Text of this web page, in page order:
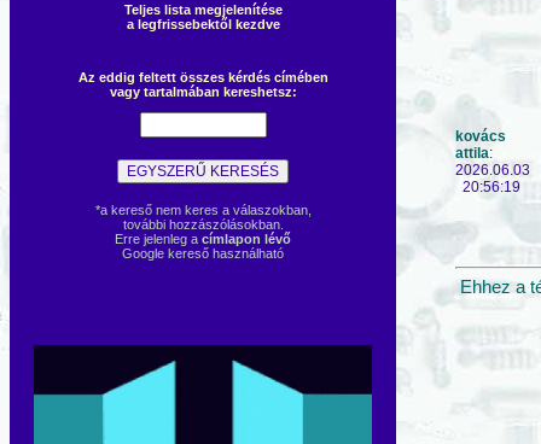
Teljes lista megjelenítése
a legfrissebektől kezdve
Az eddig feltett összes kérdés címében
vagy tartalmában kereshetsz:
*a kereső nem keres a válaszokban,
további hozzászólásokban.
Erre jelenleg a címlapon lévő
Google kereső használható
kovács
attila:
2026.06.03
20:56:19
Ehhez a